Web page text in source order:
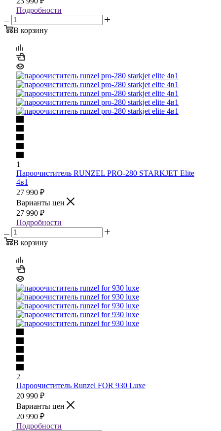
Подробности
В корзину
1
Пароочиститель RUNZEL PRO-280 STARKJET Elite
4в1
27 990 ₽
Варианты цен
27 990 ₽
Подробности
В корзину
2
Пароочиститель Runzel FOR 930 Luxe
20 990 ₽
Варианты цен
20 990 ₽
Подробности